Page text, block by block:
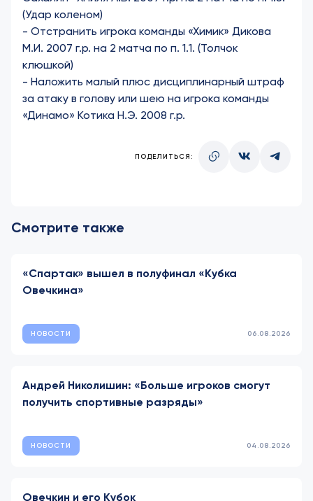
(Удар коленом)
- Отстранить игрока команды «Химик» Дикова
М.И. 2007 г.р. на 2 матча по п. 1.1. (Толчок
клюшкой)
- Наложить малый плюс дисциплинарный штраф
за атаку в голову или шею на игрока команды
«Динамо» Котика Н.Э. 2008 г.р.
ПОДЕЛИТЬСЯ:
Смотрите также
«Спартак» вышел в полуфинал «Кубка
Овечкина»
НОВОСТИ 06.08.2026
Андрей Николишин: «Больше игроков смогут
получить спортивные разряды»
НОВОСТИ 04.08.2026
Овечкин и его Кубок